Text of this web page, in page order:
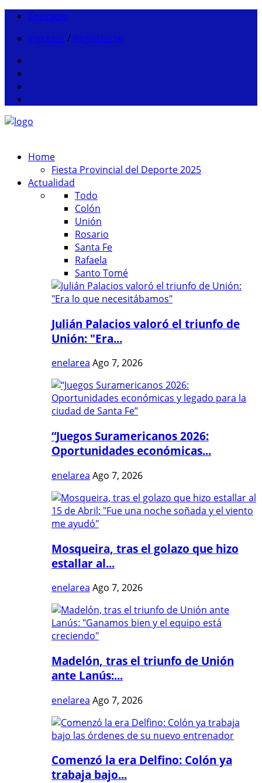
Contacto
Ingresar / Registrarse
Home
Fiesta Provincial del Deporte 2025
Actualidad
Todo
Colón
Unión
Rosario
Santa Fe
Rafaela
Santo Tomé
Julián Palacios valoró el triunfo de
Unión: "Era...
enelarea Ago 7, 2026
“Juegos Suramericanos 2026:
Oportunidades económicas...
enelarea Ago 7, 2026
Mosqueira, tras el golazo que hizo
estallar al...
enelarea Ago 7, 2026
Madelón, tras el triunfo de Unión
ante Lanús:...
enelarea Ago 7, 2026
Comenzó la era Delfino: Colón ya
trabaja bajo...